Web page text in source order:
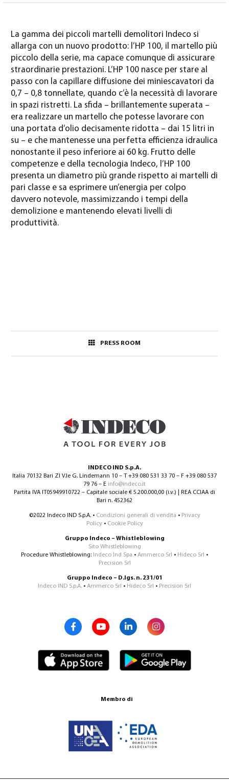
La gamma dei piccoli martelli demolitori Indeco si
allarga con un nuovo prodotto: l’HP 100, il martello più
piccolo della serie, ma capace comunque di assicurare
straordinarie prestazioni. L’HP 100 nasce per stare al
passo con la capillare diffusione dei miniescavatori da
0,7 – 0,8 tonnellate, quando c’è la necessità di lavorare
in spazi ristretti. La sfida – brillantemente superata –
era realizzare un martello che potesse lavorare con
una portata d’olio decisamente ridotta – dai 15 litri in
su – e che mantenesse una perfetta efficienza idraulica
nonostante il peso inferiore ai 60 kg. Frutto delle
competenze e della tecnologia Indeco, l’HP 100
presenta un diametro più grande rispetto ai martelli di
pari classe e sa esprimere un’energia per colpo
davvero notevole, massimizzando i tempi della
demolizione e mantenendo elevati livelli di
produttività.
PRESS ROOM
INDECO IND S.p.A.
Italia 70132 Bari ZI V.le G. Lindemann 10 – T +39 080 531 33 70 – F +39 080 537
79 76 – E info@indeco.it
Partita IVA IT05949910722 – Capitale sociale € 5.200.000,00 (i.v.) | REA CCIAA di
Bari n. 452362
©2022 Indeco IND S.p.A. • Condizioni generali di vendita • Privacy
Policy• Cookie Policy
Gruppo Indeco – Whistleblowing
Sito Whistleblowing
Procedure Whistleblowing: Indeco Ind Spa • Ammerco Srl • Hideco Srl •
Precision Srl
Gruppo Indeco – D.lgs. n. 231/01
Indeco IND S.p.A. • Ammerco Srl • Hideco Srl • Precision Srl
Membro di